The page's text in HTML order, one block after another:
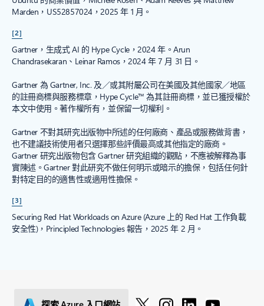
Marden，US52857024，2025 年 1 月。
[2]
Gartner，生成式 AI 的 Hype Cycle，2024 年。Arun
Chandrasekaran、Leinar Ramos，2024 年 7 月 31 日。
Gartner 為 Gartner, Inc. 及／或其附屬公司在美國及其他國家／地區
的註冊商標與服務標章，Hype Cycle™ 為其註冊商標，並已獲授權於
本文中使用。著作權所有，並保留一切權利。
Gartner 不對其研究出版物中所述的任何廠商、產品或服務做背書，
也不建議技術使用者只選擇那些評價最高或其他指定的廠商。
Gartner 研究出版物包含 Gartner 研究組織的觀點，不應被解釋為事
實陳述。Gartner 對此研究不做任何明示或暗示的擔保，包括任何針
對特定目的的適售性或適用性擔保。
[3]
Securing Red Hat Workloads on Azure (Azure 上的 Red Hat 工作負載
安全性)，Principled Technologies 報告，2025 年 2 月。